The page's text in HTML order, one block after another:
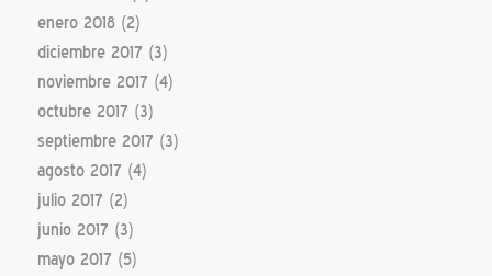
enero 2018(2)
diciembre 2017 (3)
noviembre 2017 (4)
octubre 2017 (3)
septiembre 2017 (3)
agosto 2017 (4)
julio 2017 (2)
junio 2017 (3)
mayo 2017 (5)